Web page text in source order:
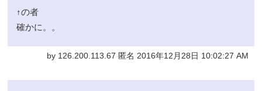
↑の者
確かに。。
by 126.200.113.67 匿名 2016年12月28日 10:02:27 AM